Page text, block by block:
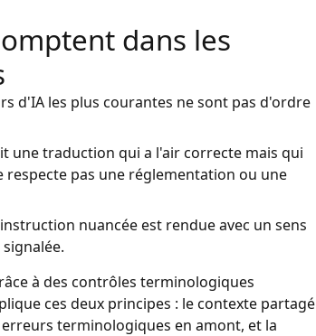
dans les
d'IA les plus courantes ne sont pas d'ordre
une traduction qui a l'air correcte mais qui
pas une réglementation ou une
nuancée est rendue avec un sens
à des contrôles terminologiques
ces deux principes : le contexte partagé
terminologiques en amont, et la